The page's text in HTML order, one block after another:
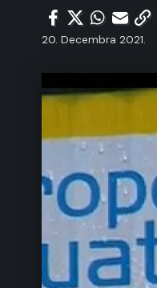
20. Decembra 2021.